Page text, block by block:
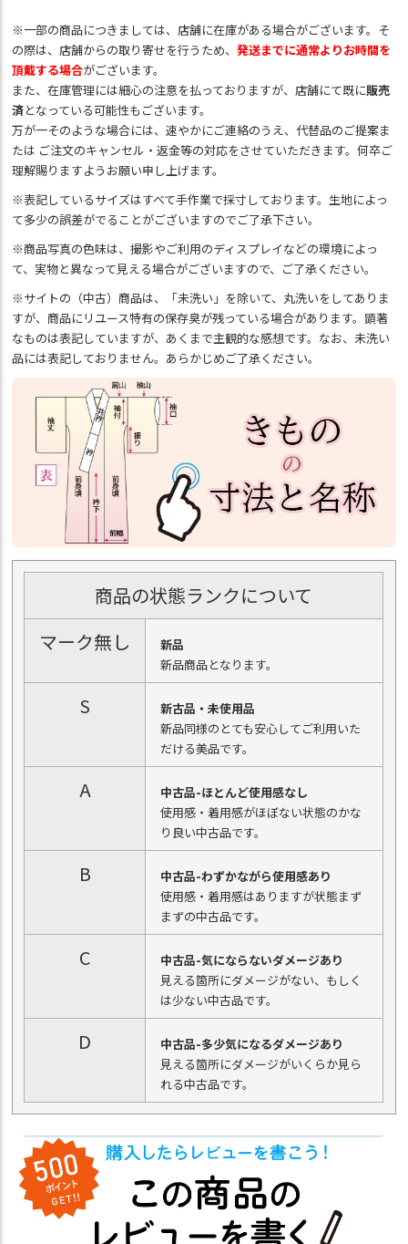
※一部の商品につきましては、店舗に在庫がある場合がございます。そ
の際は、店舗からの取り寄せを行うため、発送までに通常よりお時間を
頂戴する場合がございます。
また、在庫管理には細心の注意を払っておりますが、店舗にて既に販売
済となっている可能性もございます。
万が一そのような場合には、速やかにご連絡のうえ、代替品のご提案ま
たは ご注文のキャンセル・返金等の対応をさせていただきます。何卒ご
理解賜りますようお願い申し上げます。
※表記しているサイズはすべて手作業で採寸しております。生地によっ
て多少の誤差がでることがございますのでご了承下さい。
※商品写真の色味は、撮影やご利用のディスプレイなどの環境によっ
て、実物と異なって見える場合がございますので、ご了承ください。
※サイトの（中古）商品は、「未洗い」を除いて、丸洗いをしてありま
すが、商品にリユース特有の保存臭が残っている場合があります。顕著
なものは表記していますが、あくまで主観的な感想です。なお、未洗い
品には表記しておりません。あらかじめご了承ください。
商品の状態ランクについて
マーク無し
新品
新品商品となります。
S
新古品・未使用品
新品同様のとても安心してご利用いた
だける美品です。
A
中古品-ほとんど使用感なし
使用感・着用感がほぼない状態のかな
り良い中古品です。
B
中古品-わずかながら使用感あり
使用感・着用感はありますが状態まず
まずの中古品です。
C
中古品-気にならないダメージあり
見える箇所にダメージがない、もしく
は少ない中古品です。
D
中古品-多少気になるダメージあり
見える箇所にダメージがいくらか見ら
れる中古品です。